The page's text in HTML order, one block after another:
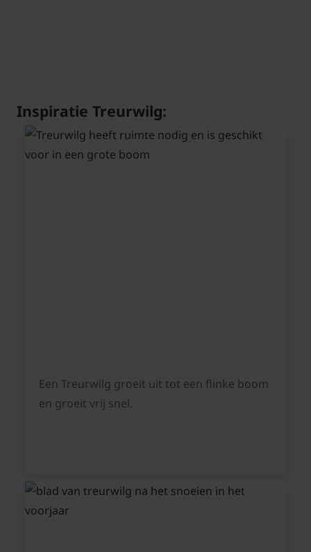
Inspiratie Treurwilg:
Een Treurwilg groeit uit tot een flinke boom
en groeit vrij snel.